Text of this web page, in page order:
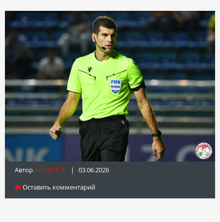
Автор Info@fft.tj | 03.06.2026
Оставить комментарий